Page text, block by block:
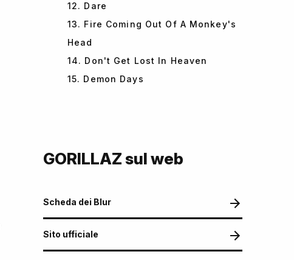
12. Dare
13. Fire Coming Out Of A Monkey's
Head
14. Don't Get Lost In Heaven
15. Demon Days
GORILLAZ sul web
Scheda dei Blur
Sito ufficiale